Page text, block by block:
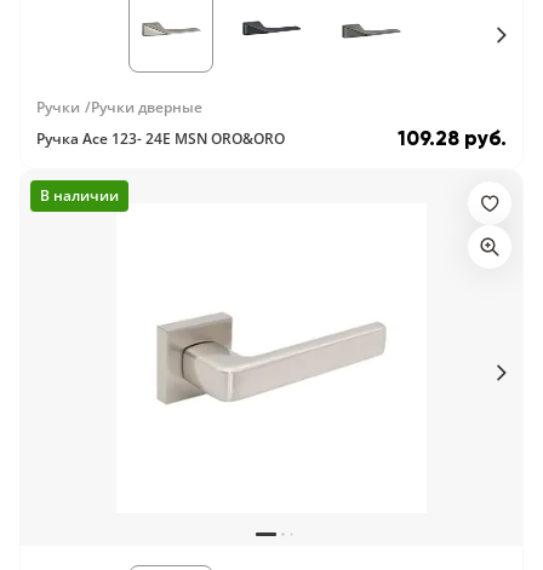
Ручки
Ручки дверные
Ручка Ace 123- 24E MSN ORO&ORO
109.28 руб.
В наличии